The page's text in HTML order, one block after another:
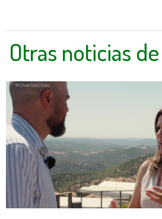
Otras noticias